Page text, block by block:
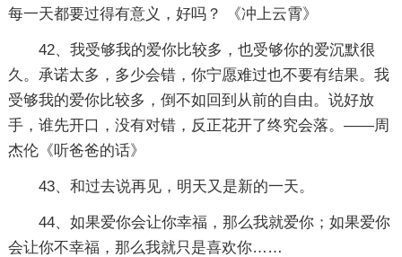
每一天都要过得有意义，好吗？ 《冲上云霄》
42、我受够我的爱你比较多，也受够你的爱沉默很
久。承诺太多，多少会错，你宁愿难过也不要有结果。我
受够我的爱你比较多，倒不如回到从前的自由。说好放
手，谁先开口，没有对错，反正花开了终究会落。——周
杰伦《听爸爸的话》
43、和过去说再见，明天又是新的一天。
44、如果爱你会让你幸福，那么我就爱你；如果爱你
会让你不幸福，那么我就只是喜欢你……